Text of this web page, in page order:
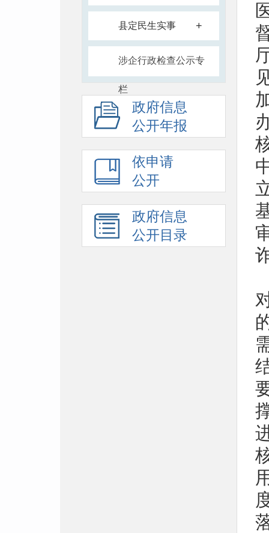
县定民生实事 +
涉企行政检查公示专
栏
政府信息
公开年报
依申请
公开
政府信息
公开目录